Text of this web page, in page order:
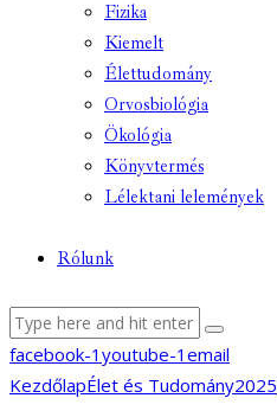
Fizika
Kiemelt
Élettudomány
Orvosbiológia
Ökológia
Könyvtermés
Lélektani lelemények
Rólunk
facebook-1 youtube-1 email
KezdőlapÉlet és Tudomány2025